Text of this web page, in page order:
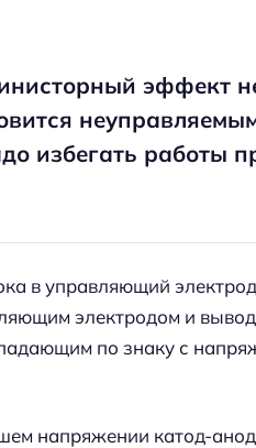
эффект
избегать работы
в управляющий
электродом и
по знаку с
напряжении катод-
а
т